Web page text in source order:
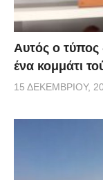
Αυτός ο τύπος
ένα κομμάτι
15 ΔΕΚΕΜΒΡΊΟΥ,